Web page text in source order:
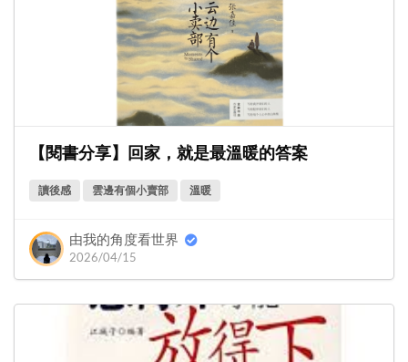
【閱書分享】回家，就是最溫暖的答案
讀後感 雲邊有個小賣部 溫暖
由我的角度看世界
2026/04/15